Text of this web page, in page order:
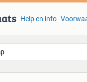
Help en info